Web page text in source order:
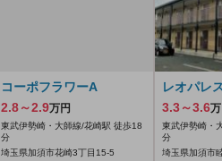
コーポフラワーA
2.8～2.9万円
東武伊勢崎・大師線/花崎駅 徒歩18
分
埼玉県加須市花崎3丁目15-5
レオパレ
3.3～3.6
東武伊勢崎・
分
埼玉県加須市